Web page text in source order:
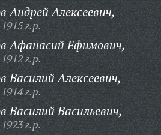
Андрей Алексеевич,
г.р.
Афанасий Ефимович,
г.р.
Василий Алексеевич,
г.р.
Василий Васильевич,
г.р.